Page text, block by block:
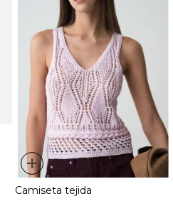
+
Camiseta tejida